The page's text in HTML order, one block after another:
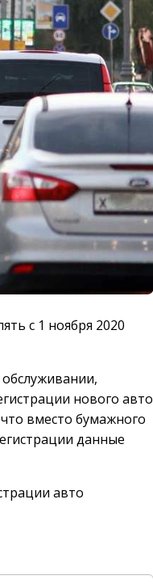
с 1 ноября 2020
нового авто
вместо бумажного
данные
авто